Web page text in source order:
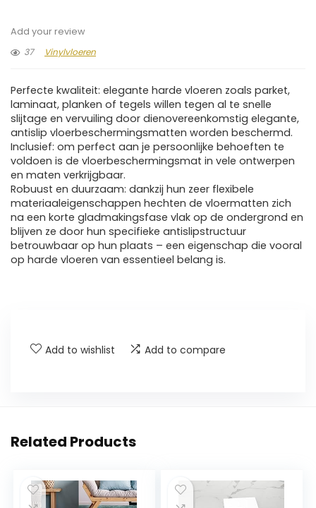
Add your review
37
Vinylvloeren
Perfecte kwaliteit: elegante harde vloeren zoals parket,
laminaat, planken of tegels willen tegen al te snelle
slijtage en vervuiling door dienovereenkomstig elegante,
antislip vloerbeschermingsmatten worden beschermd.
Inclusief: om perfect aan je persoonlijke behoeften te
voldoen is de vloerbeschermingsmat in vele ontwerpen
en maten verkrijgbaar.
Robuust en duurzaam: dankzij hun zeer flexibele
materiaaleigenschappen hechten de vloermatten zich
na een korte gladmakingsfase vlak op de ondergrond en
blijven ze door hun specifieke antislipstructuur
betrouwbaar op hun plaats – een eigenschap die vooral
op harde vloeren van essentieel belang is.
Add to wishlist Add to compare
Related Products